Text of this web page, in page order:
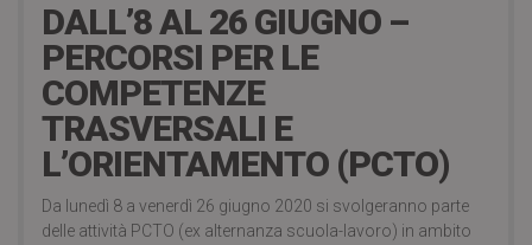
DALL’8 AL 26 GIUGNO –
PERCORSI PER LE
COMPETENZE
TRASVERSALI E
L’ORIENTAMENTO (PCTO)
Da lunedì 8 a venerdì 26 giugno 2020 si svolgeranno parte
delle attività PCTO (ex alternanza scuola-lavoro) in ambito